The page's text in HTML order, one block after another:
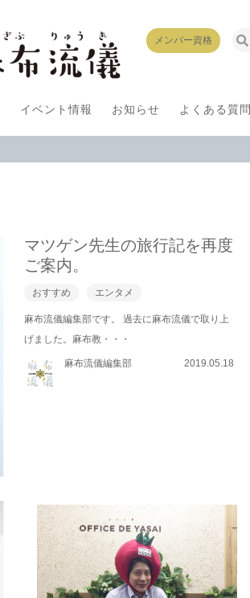
メンバー資格
イベント情報 お知らせ よくある質問
マツゲン先生の旅行記を再度
ご案内。
おすすめ エンタメ
麻布流儀編集部です。 過去に麻布流儀で取り上
げました。麻布教・・・
麻布流儀編集部 2019.05.18